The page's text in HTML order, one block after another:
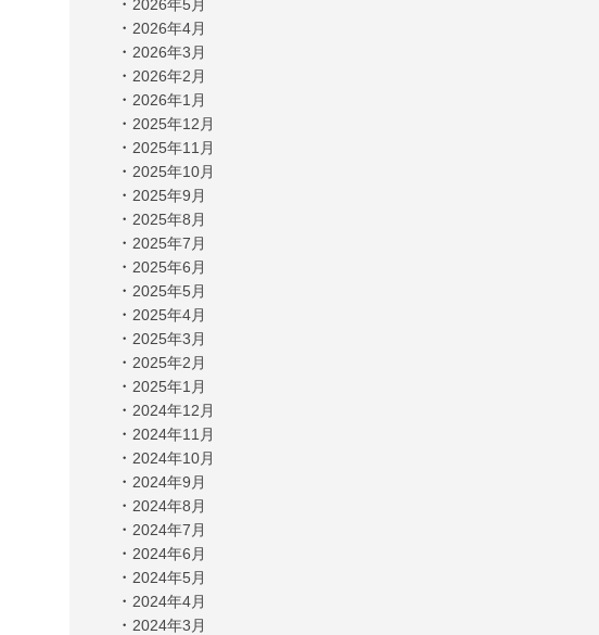
・ 2026年5月
・ 2026年4月
・ 2026年3月
・ 2026年2月
・ 2026年1月
・ 2025年12月
・ 2025年11月
・ 2025年10月
・ 2025年9月
・ 2025年8月
・ 2025年7月
・ 2025年6月
・ 2025年5月
・ 2025年4月
・ 2025年3月
・ 2025年2月
・ 2025年1月
・ 2024年12月
・ 2024年11月
・ 2024年10月
・ 2024年9月
・ 2024年8月
・ 2024年7月
・ 2024年6月
・ 2024年5月
・ 2024年4月
・ 2024年3月